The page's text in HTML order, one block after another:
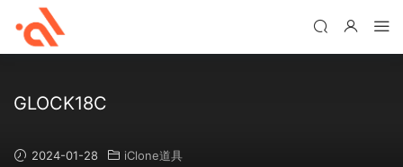
GLOCK18C
2024-01-28 iClone道具